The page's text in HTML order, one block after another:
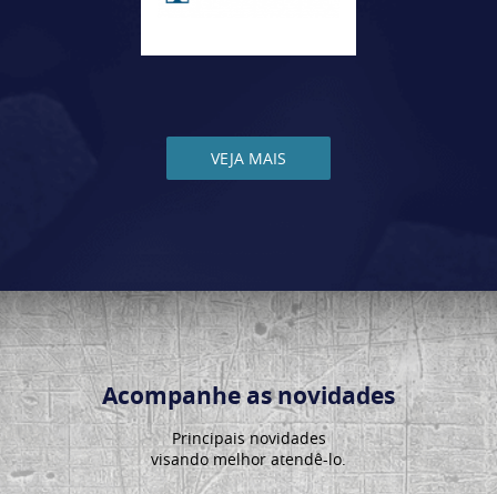
VEJA MAIS
Acompanhe as novidades
Principais novidades
visando melhor atendê-lo.